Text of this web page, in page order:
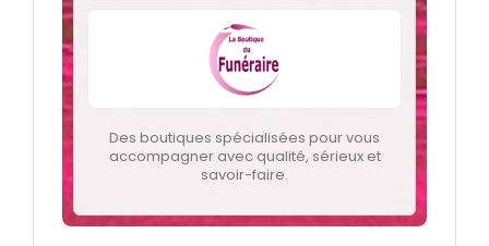
Des boutiques spécialisées pour vous
accompagner avec qualité, sérieux et
savoir-faire.